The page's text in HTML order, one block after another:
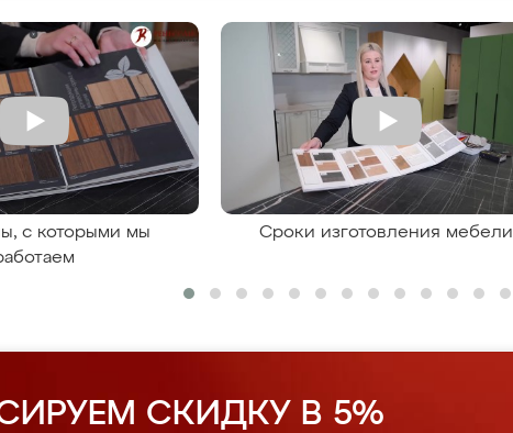
с которыми мы
Сроки изготовления мебели
СКИДКУ В 5%